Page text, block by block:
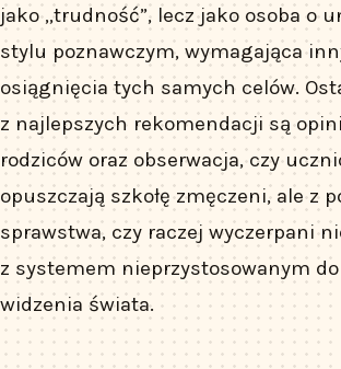
jako „trudność”, lecz jako osoba o
stylu poznawczym, wymagająca
osiągnięcia tych samych celów.
z najlepszych rekomendacji są
rodziców oraz obserwacja, czy
opuszczają szkołę zmęczeni, ale z
sprawstwa, czy raczej wyczerpani
z systemem nieprzystosowanym
widzenia świata.